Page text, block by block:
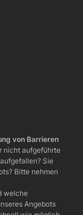
von Barrieren
nicht aufgeführte
Sie
Bitte nehmen
welche
Angebots